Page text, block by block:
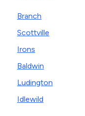
Branch
Scottville
Irons
Baldwin
Ludington
Idlewild